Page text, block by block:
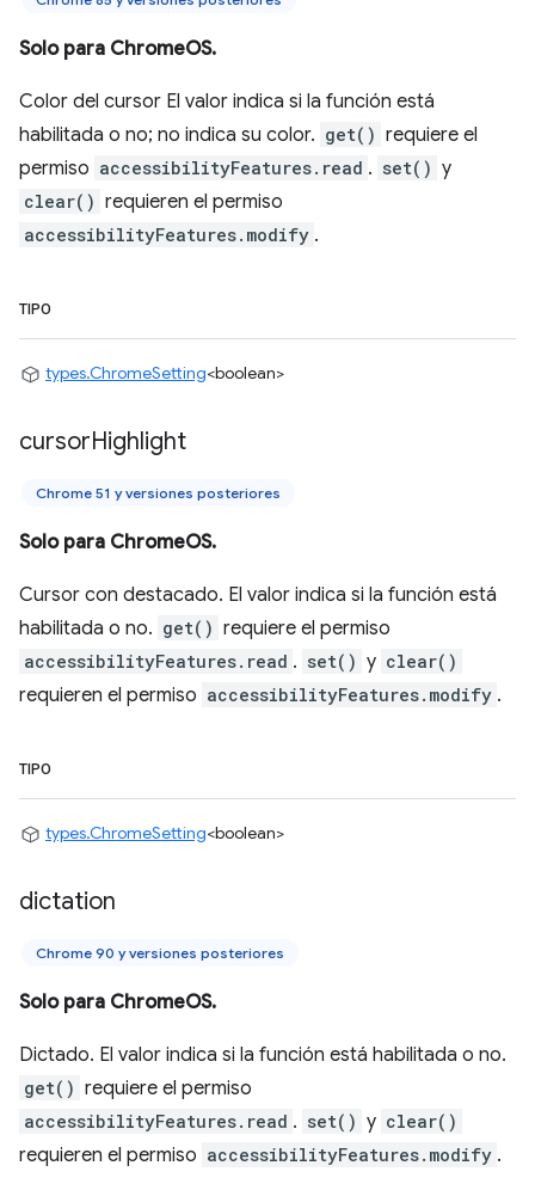
Solo para ChromeOS.
Color del cursor El valor indica si la función está
habilitada o no; no indica su color. get() requiere el
permiso accessibilityFeatures.read . set() y
clear() requieren el permiso
accessibilityFeatures.modify .
TIPO
types.ChromeSetting<boolean>
cursorHighlight
Chrome 51 y versiones posteriores
Solo para ChromeOS.
Cursor con destacado. El valor indica si la función está
habilitada o no. get() requiere el permiso
accessibilityFeatures.read . set() y clear()
requieren el permiso accessibilityFeatures.modify .
TIPO
types.ChromeSetting<boolean>
dictation
Chrome 90 y versiones posteriores
Solo para ChromeOS.
Dictado. El valor indica si la función está habilitada o no.
get() requiere el permiso
accessibilityFeatures.read . set() y clear()
requieren el permiso accessibilityFeatures.modify .